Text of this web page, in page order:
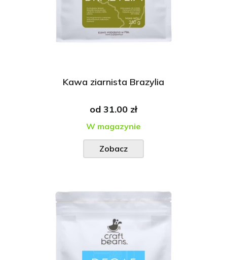
Kawa ziarnista Brazylia
od 31.00 zł
W magazynie
Zobacz